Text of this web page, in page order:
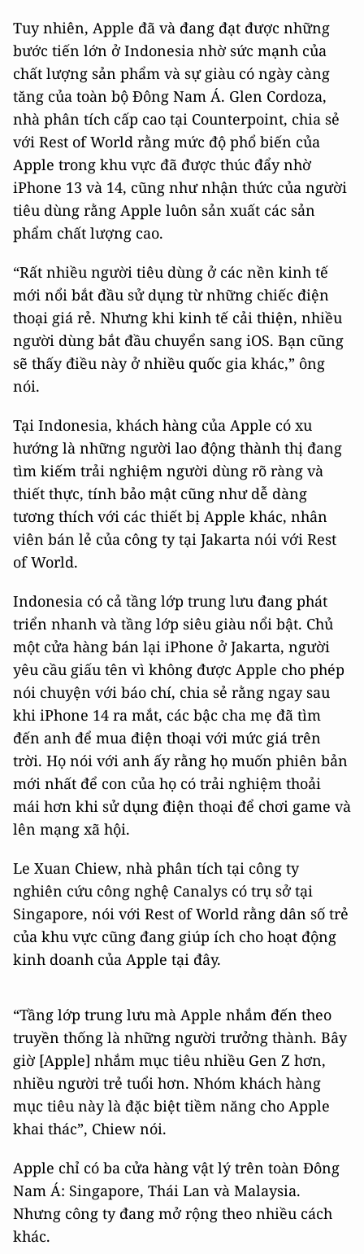
Tuy nhiên, Apple đã và đang đạt được những
bước tiến lớn ở Indonesia nhờ sức mạnh của
chất lượng sản phẩm và sự giàu có ngày càng
tăng của toàn bộ Đông Nam Á. Glen Cordoza,
nhà phân tích cấp cao tại Counterpoint, chia sẻ
với Rest of World rằng mức độ phổ biến của
Apple trong khu vực đã được thúc đẩy nhờ
iPhone 13 và 14, cũng như nhận thức của người
tiêu dùng rằng Apple luôn sản xuất các sản
phẩm chất lượng cao.
“Rất nhiều người tiêu dùng ở các nền kinh tế
mới nổi bắt đầu sử dụng từ những chiếc điện
thoại giá rẻ. Nhưng khi kinh tế cải thiện, nhiều
người dùng bắt đầu chuyển sang iOS. Bạn cũng
sẽ thấy điều này ở nhiều quốc gia khác,” ông
nói.
Tại Indonesia, khách hàng của Apple có xu
hướng là những người lao động thành thị đang
tìm kiếm trải nghiệm người dùng rõ ràng và
thiết thực, tính bảo mật cũng như dễ dàng
tương thích với các thiết bị Apple khác, nhân
viên bán lẻ của công ty tại Jakarta nói với Rest
of World.
Indonesia có cả tầng lớp trung lưu đang phát
triển nhanh và tầng lớp siêu giàu nổi bật. Chủ
một cửa hàng bán lại iPhone ở Jakarta, người
yêu cầu giấu tên vì không được Apple cho phép
nói chuyện với báo chí, chia sẻ rằng ngay sau
khi iPhone 14 ra mắt, các bậc cha mẹ đã tìm
đến anh để mua điện thoại với mức giá trên
trời. Họ nói với anh ấy rằng họ muốn phiên bản
mới nhất để con của họ có trải nghiệm thoải
mái hơn khi sử dụng điện thoại để chơi game và
lên mạng xã hội.
Le Xuan Chiew, nhà phân tích tại công ty
nghiên cứu công nghệ Canalys có trụ sở tại
Singapore, nói với Rest of World rằng dân số trẻ
của khu vực cũng đang giúp ích cho hoạt động
kinh doanh của Apple tại đây.
“Tầng lớp trung lưu mà Apple nhắm đến theo
truyền thống là những người trưởng thành. Bây
giờ [Apple] nhắm mục tiêu nhiều Gen Z hơn,
nhiều người trẻ tuổi hơn. Nhóm khách hàng
mục tiêu này là đặc biệt tiềm năng cho Apple
khai thác”, Chiew nói.
Apple chỉ có ba cửa hàng vật lý trên toàn Đông
Nam Á: Singapore, Thái Lan và Malaysia.
Nhưng công ty đang mở rộng theo nhiều cách
khác.